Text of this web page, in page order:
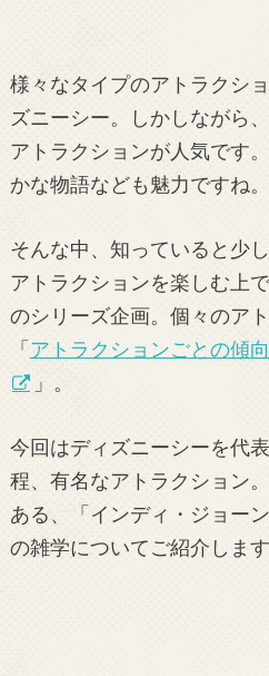
様々なタイプのアトラクシ
ズニーシー。しかしながら
アトラクションが人気です
かな物語なども魅力ですね。
そんな中、知っていると少
アトラクションを楽しむ上
のシリーズ企画。個々のア
「アトラクションごとの傾
」。
今回はディズニーシーを代
程、有名なアトラクション
ある、「インディ・ジョー
の雑学についてご紹介します